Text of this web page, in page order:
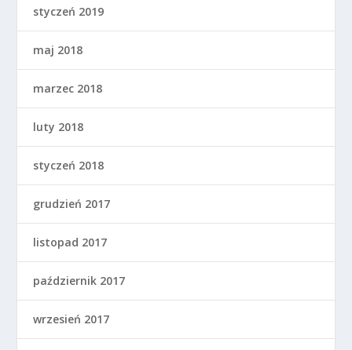
styczeń 2019
maj 2018
marzec 2018
luty 2018
styczeń 2018
grudzień 2017
listopad 2017
październik 2017
wrzesień 2017